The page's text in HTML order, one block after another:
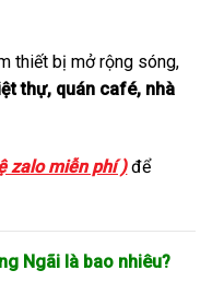
thiết bị mở rộng sóng,
thự, quán café, nhà
zalo miễn phí ) để
Ngãi là bao nhiêu?